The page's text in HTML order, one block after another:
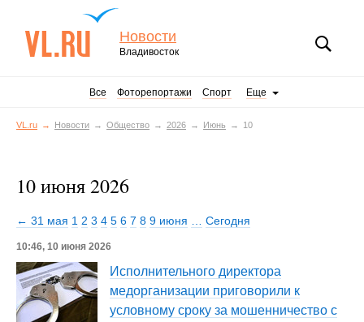
Новости
Владивосток
Все Фоторепортажи Спорт Еще
VL.ru Новости Общество 2026 Июнь 10
10 июня 2026
← 31 мая 1 2 3 4 5 6 7 8 9 июня Сегодня
10:46, 10 июня 2026
Исполнительного директора
медорганизации приговорили к
условному сроку за мошенничество с